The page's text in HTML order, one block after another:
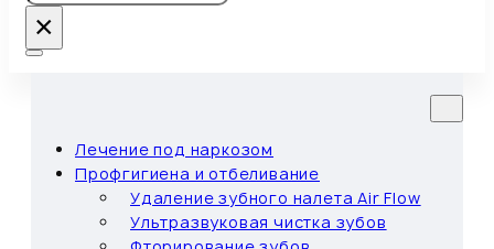
×
Лечение под наркозом
Профгигиена и отбеливание
Удаление зубного налета Air Flow
Ультразвуковая чистка зубов